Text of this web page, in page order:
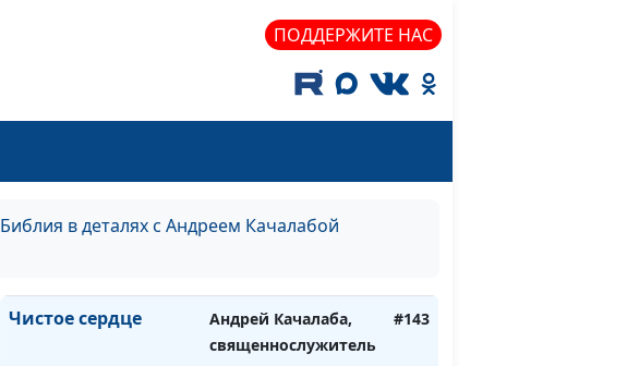
ПОДДЕРЖИТЕ НАС
Библия в деталях с Андреем Качалабой
Андрей Качалаба,
#147
Бог добрый злой
Андрей Качалаба,
#145
Чистое сердце
Андрей Качалаба,
священнослужитель
#143